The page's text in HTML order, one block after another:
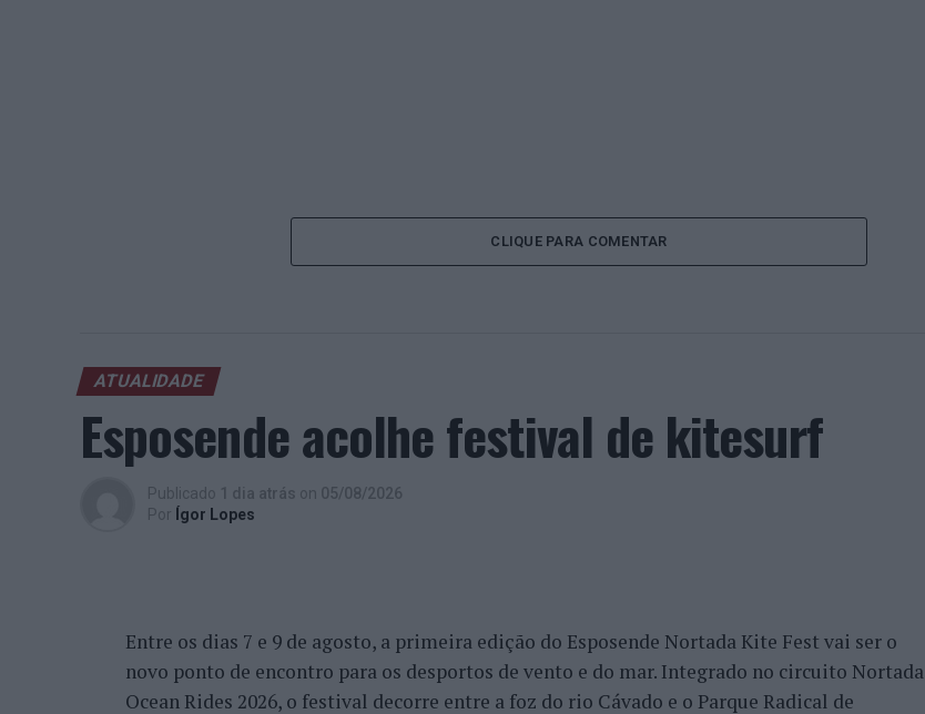
CLIQUE PARA COMENTAR
ATUALIDADE
Esposende acolhe festival de kitesurf
Publicado 1 dia atrás on 05/08/2026
Por Ígor Lopes
Entre os dias 7 e 9 de agosto, a primeira edição do Esposende Nortada Kite Fest vai ser o
novo ponto de encontro para os desportos de vento e do mar. Integrado no circuito Nortada
Ocean Rides 2026, o festival decorre entre a foz do rio Cávado e o Parque Radical de